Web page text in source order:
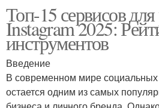
Топ-15 сервисов для
Instagram 2025:
инструментов
Введение
В современном мире социальных
остается одним из самых